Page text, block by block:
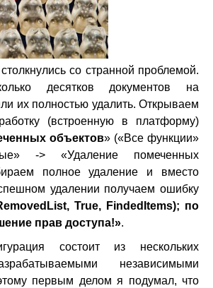
со странной проблемой.
десятков документов на
их полностью удалить. Открываем
(встроенную в платформу)
объектов» («Все функции»
-> «Удаление помеченных
полное удаление и вместо
удалении получаем ошибку
True, FindedItems); по
прав доступа!».
состоит из нескольких
независимыми
первым делом я подумал, что